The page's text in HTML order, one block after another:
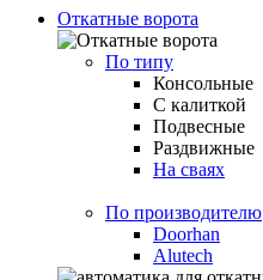
Откатные ворота
По типу
Консольные
С калиткой
Подвесные
Раздвижные
На сваях
По производителю
Doorhan
Alutech